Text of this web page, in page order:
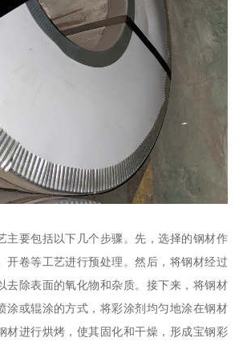
主要包括以下几个步骤。先，选择的钢材作
开卷等工艺进行预处理。然后，将钢材经过
去除表面的氧化物和杂质。接下来，将钢材
涂或辊涂的方式，将彩涂剂均匀地涂在钢材
材进行烘烤，使其固化和干燥，形成宝钢彩